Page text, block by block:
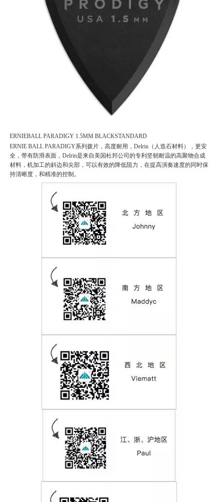
ERNIEBALL PARADIGY 1.5MM BLACKSTANDARD
ERNIE BALL PARADIGY系列拨片，高度耐用，Delrin（人造石材料），更安
全，带有防滑表面，Delrin是来自美国杜邦公司的专利坚韧耐温的高聚物合成
材料，机加工的斜边和尖部，可以有效的降低阻力，在提高演奏速度的同时保
持清晰度，和精准的控制。